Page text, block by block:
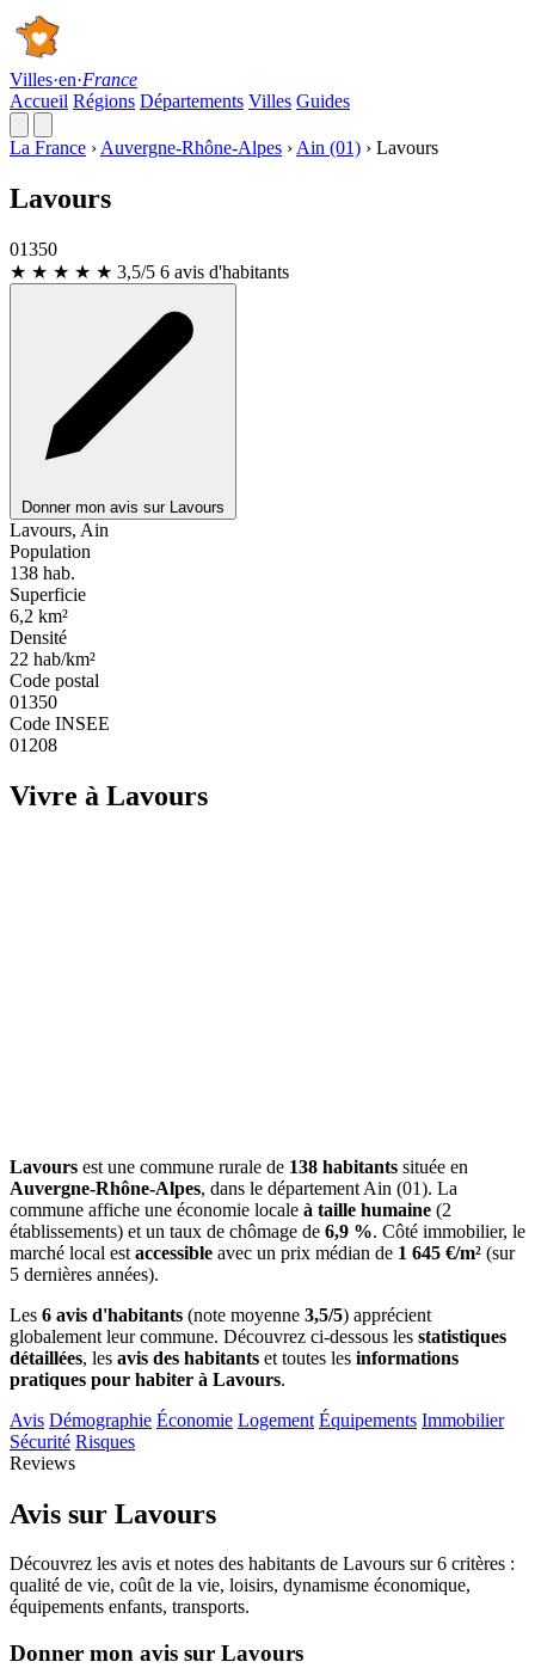
Villes·en·France
Accueil Régions Départements Villes Guides
La France › Auvergne-Rhône-Alpes › Ain (01) › Lavours
Lavours
01350
★ ★ ★ ★ ★ 3,5/5 6 avis d'habitants
Donner mon avis sur Lavours
Lavours, Ain
Population
138 hab.
Superficie
6,2 km²
Densité
22 hab/km²
Code postal
01350
Code INSEE
01208
Vivre à Lavours
Lavours est une commune rurale de 138 habitants située en
Auvergne-Rhône-Alpes, dans le département Ain (01). La
commune affiche une économie locale à taille humaine (2
établissements) et un taux de chômage de 6,9 %. Côté immobilier, le
marché local est accessible avec un prix médian de 1 645 €/m² (sur
5 dernières années).
Les 6 avis d'habitants (note moyenne 3,5/5) apprécient
globalement leur commune. Découvrez ci-dessous les statistiques
détaillées, les avis des habitants et toutes les informations
pratiques pour habiter à Lavours.
Avis Démographie Économie Logement Équipements Immobilier
Sécurité Risques
Reviews
Avis sur Lavours
Découvrez les avis et notes des habitants de Lavours sur 6 critères :
qualité de vie, coût de la vie, loisirs, dynamisme économique,
équipements enfants, transports.
Donner mon avis sur Lavours